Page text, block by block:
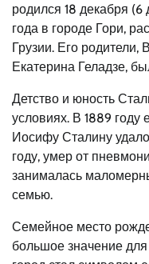
родился 18 декабря (6
года в городе Гори,
Грузии. Его
Екатерина Геладзе,
Детство и юность
условиях. В 1889 году
Иосифу Сталину
году, умер от
занималась
семью.
Семейное место
большое значение